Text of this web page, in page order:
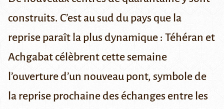
construits. C’est au sud du pays que la
reprise paraît la plus dynamique : Téhéran et
Achgabat célèbrent cette semaine
l’ouverture d’un nouveau pont, symbole de
la reprise prochaine des échanges entre les